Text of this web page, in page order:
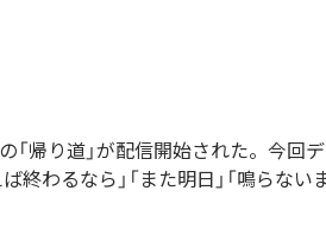
「帰り道」が配信開始された。今回
終わるなら」「また明日」「鳴らな